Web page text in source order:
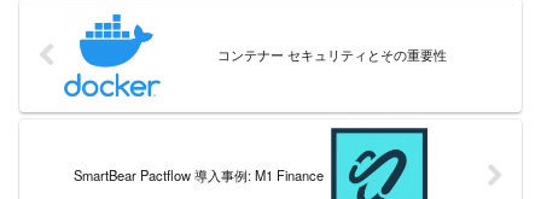
コンテナー セキュリティとその重要性
SmartBear Pactflow 導入事例: M1 Finance